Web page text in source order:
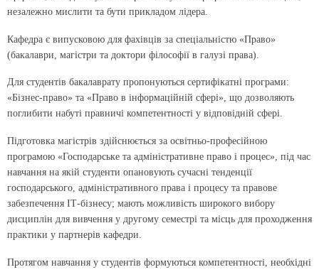
незалежно мислити та бути прикладом лідера.
Кафедра є випусковою для фахівців за спеціальністю «Право»
(бакалаври, магістри та доктори філософії в галузі права).
Для студентів бакалаврату пропонуються сертифікатні програми:
«Бізнес-право» та «Право в інформаційній сфері», що дозволяють
поглибити набуті правничі компетентності у відповідній сфері.
Підготовка магістрів здійснюється за освітньо-професійною
програмою «Господарське та адміністративне право і процес», під час
навчання на якій студенти опановують сучасні тенденції
господарського, адміністративного права і процесу та правове
забезпечення ІТ-бізнесу; мають можливість широкого вибору
дисциплін для вивчення у другому семестрі та місць для проходження
практики у партнерів кафедри.
Протягом навчання у студентів формуються компетентності, необхідні